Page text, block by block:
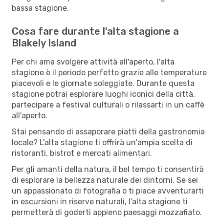
bassa stagione.
Cosa fare durante l'alta stagione a
Blakely Island
Per chi ama svolgere attività all'aperto, l'alta
stagione è il periodo perfetto grazie alle temperature
piacevoli e le giornate soleggiate. Durante questa
stagione potrai esplorare luoghi iconici della città,
partecipare a festival culturali o rilassarti in un caffè
all'aperto.
Stai pensando di assaporare piatti della gastronomia
locale? L'alta stagione ti offrirà un'ampia scelta di
ristoranti, bistrot e mercati alimentari.
Per gli amanti della natura, il bel tempo ti consentirà
di esplorare la bellezza naturale dei dintorni. Se sei
un appassionato di fotografia o ti piace avventurarti
in escursioni in riserve naturali, l'alta stagione ti
permetterà di goderti appieno paesaggi mozzafiato.